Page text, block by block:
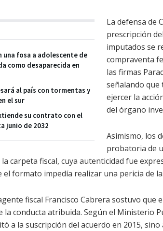
una fosa a adolescente de
como desaparecida en
al país con tormentas y
el sur
su contrato con el
junio de 2032
La defensa de
prescripción
imputados se
compraventa
las firmas
señalando que
ejercer la
del órgano
Asimismo, los
probatoria de
carpeta fiscal, cuya autenticidad fue
el formato impedía realizar una pericia de
fiscal Francisco Cabrera sostuvo que
la conducta atribuida. Según el Ministerio
a la suscripción del acuerdo en 2015,